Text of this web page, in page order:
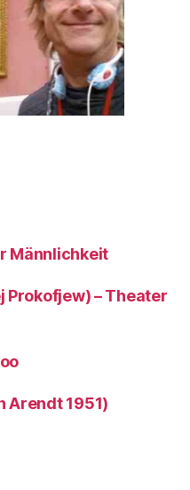
Männlichkeit
Prokofjew) – Theater
Arendt 1951)